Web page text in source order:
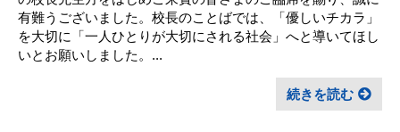
有難うございました。校長のことばでは、「優しいチカラ」
を大切に「一人ひとりが大切にされる社会」へと導いてほし
いとお願いしました。...
続きを読む